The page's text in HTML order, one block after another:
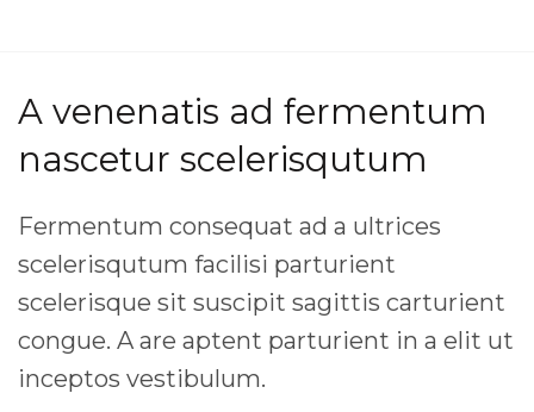
A venenatis ad fermentum
nascetur scelerisqutum
Fermentum consequat ad a ultrices
scelerisqutum facilisi parturient
scelerisque sit suscipit sagittis carturient
congue. A are aptent parturient in a elit ut
inceptos vestibulum.